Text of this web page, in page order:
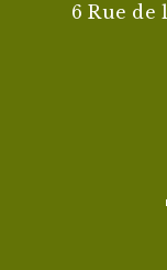
6 Rue de